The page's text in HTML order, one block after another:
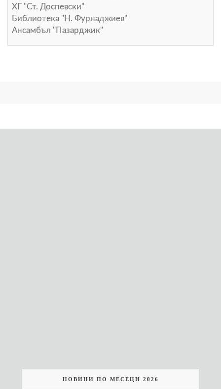
ХГ "Ст. Доспевски"
Библиотека "Н. Фурнаджиев"
Ансамбъл "Пазарджик"
НОВИНИ ПО МЕСЕЦИ 2026